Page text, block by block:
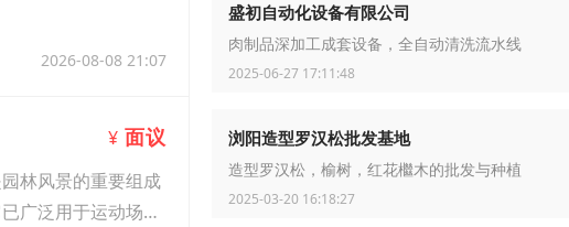
2026-08-08 21:07
¥ 面议
林风景的重要组成
广泛用于运动场、
盛初自动化设备有限公司
肉制品深加工成套设备，全自动清洗流水线
2025-06-27 17:11:48
浏阳造型罗汉松批发基地
造型罗汉松，榆树，红花檵木的批发与种植
2025-03-20 16:18:27